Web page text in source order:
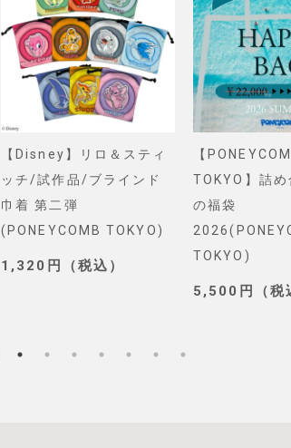
【Disney】リロ＆スティ
ッチ/試作品/ブラインド
巾着 第二弾
(PONEYCOMB TOKYO)
1,320円（税込）
【
TOKYO】詰め
の福袋
TOKYO)
5,500円（税